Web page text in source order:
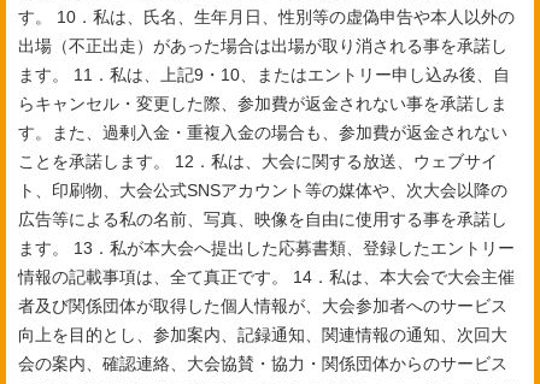
す。
10．私は、氏名、生年月日、性別等の虚偽申告や本人以外の
出場（不正出走）があった場合は出場が取り消される事を承諾し
ます。
11．私は、上記9・10、またはエントリー申し込み後、自
らキャンセル・変更した際、参加費が返金されない事を承諾しま
す。また、過剰入金・重複入金の場合も、参加費が返金されない
ことを承諾します。
12．私は、大会に関する放送、ウェブサイ
ト、印刷物、大会公式SNSアカウント等の媒体や、次大会以降の
広告等による私の名前、写真、映像を自由に使用する事を承諾し
ます。
13．私が本大会へ提出した応募書類、登録したエントリー
情報の記載事項は、全て真正です。
14．私は、本大会で大会主催
者及び関係団体が取得した個人情報が、大会参加者へのサービス
向上を目的とし、参加案内、記録通知、関連情報の通知、次回大
会の案内、確認連絡、大会協賛・協力・関係団体からのサービス